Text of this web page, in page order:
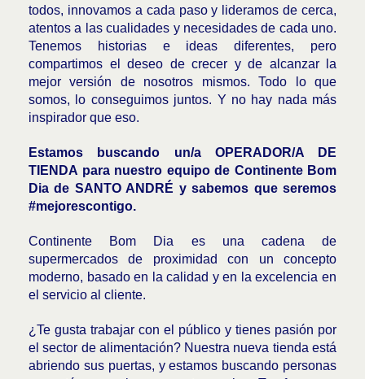
todos, innovamos a cada paso y lideramos de cerca,
atentos a las cualidades y necesidades de cada uno.
Tenemos historias e ideas diferentes, pero
compartimos el deseo de crecer y de alcanzar la
mejor versión de nosotros mismos. Todo lo que
somos, lo conseguimos juntos. Y no hay nada más
inspirador que eso.
Estamos buscando un/a OPERADOR/A DE
TIENDA para nuestro equipo de Continente Bom
Dia de SANTO ANDRÉ y sabemos que seremos
#mejorescontigo.
Continente Bom Dia es una cadena de
supermercados de proximidad con un concepto
moderno, basado en la calidad y en la excelencia en
el servicio al cliente.
¿Te gusta trabajar con el público y tienes pasión por
el sector de alimentación? Nuestra nueva tienda está
abriendo sus puertas, y estamos buscando personas